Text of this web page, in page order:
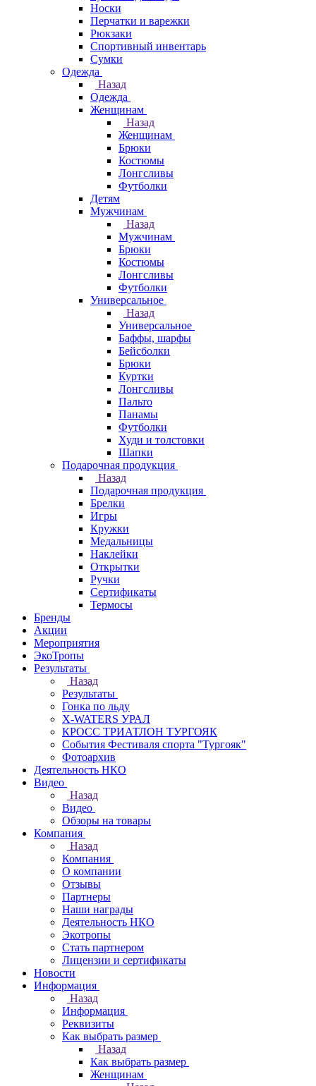
Носки
Перчатки и варежки
Рюкзаки
Спортивный инвентарь
Сумки
Одежда
Назад
Одежда
Женщинам
Назад
Женщинам
Брюки
Костюмы
Лонгсливы
Футболки
Детям
Мужчинам
Назад
Мужчинам
Брюки
Костюмы
Лонгсливы
Футболки
Универсальное
Назад
Универсальное
Баффы, шарфы
Бейсболки
Брюки
Куртки
Лонгсливы
Пальто
Панамы
Футболки
Худи и толстовки
Шапки
Подарочная продукция
Назад
Подарочная продукция
Брелки
Игры
Кружки
Медальницы
Наклейки
Открытки
Ручки
Сертификаты
Термосы
Бренды
Акции
Мероприятия
ЭкоТропы
Результаты
Назад
Результаты
Гонка по льду
X-WATERS УРАЛ
КРОСС ТРИАТЛОН ТУРГОЯК
События Фестиваля спорта "Тургояк"
Фотоархив
Деятельность НКО
Видео
Назад
Видео
Обзоры на товары
Компания
Назад
Компания
О компании
Отзывы
Партнеры
Наши награды
Деятельность НКО
Экотропы
Стать партнером
Лицензии и сертификаты
Новости
Информация
Назад
Информация
Реквизиты
Как выбрать размер
Назад
Как выбрать размер
Женщинам